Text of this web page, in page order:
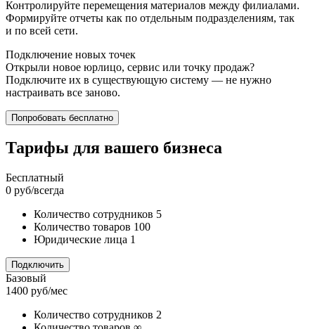
Контролируйте перемещения материалов между филиалами.
Формируйте отчеты как по отдельным подразделениям, так
и по всей сети.
Подключение новых точек
Открыли новое юрлицо, сервис или точку продаж?
Подключите их в существующую систему — не нужно
настраивать все заново.
Попробовать бесплатно
Тарифы для вашего бизнеса
Бесплатный
0 руб/всегда
Количество сотрудников 5
Количество товаров 100
Юридические лица 1
Подключить
Базовый
1400 руб/мес
Количество сотрудников 2